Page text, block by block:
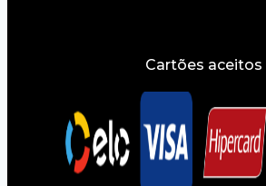
Cartões aceitos